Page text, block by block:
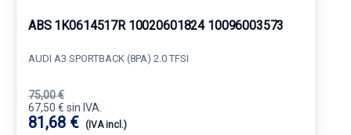
ABS 1K0614517R 10020601824 10096003573
AUDI A3 SPORTBACK (8PA) 2.0 TFSI
75,00 €
67,50 € sin IVA.
81,68 € (IVA incl.)